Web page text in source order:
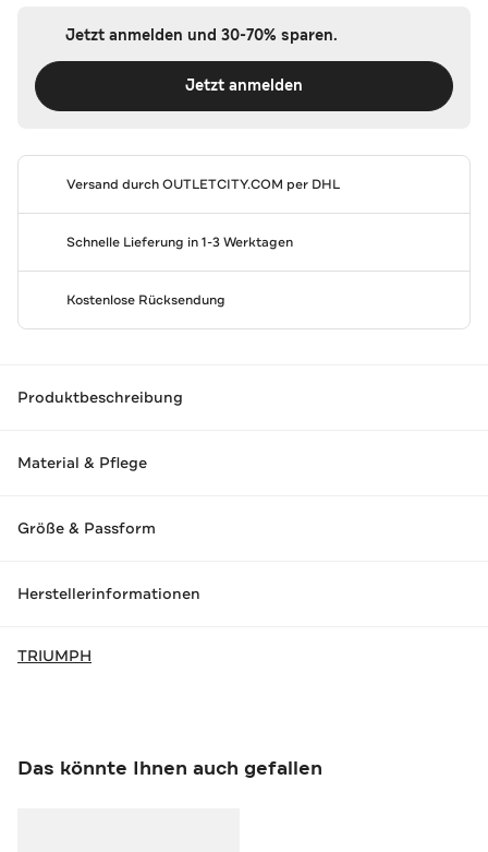
Jetzt anmelden und 30-70% sparen.
Jetzt anmelden
Versand durchOUTLETCITY.COM per DHL
Schnelle Lieferung in 1-3 Werktagen
Kostenlose Rücksendung
Produktbeschreibung
Material & Pflege
Größe & Passform
Herstellerinformationen
TRIUMPH
Das könnte Ihnen auch gefallen